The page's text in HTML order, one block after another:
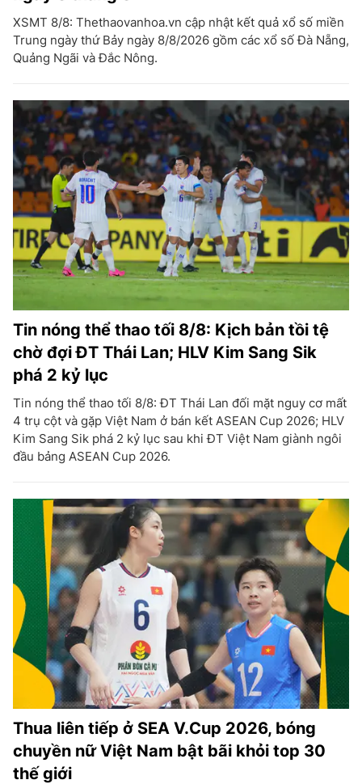
XSMT 8/8: Thethaovanhoa.vn cập nhật kết quả xổ số miền
Trung ngày thứ Bảy ngày 8/8/2026 gồm các xổ số Đà Nẵng,
Quảng Ngãi và Đắc Nông.
Tin nóng thể thao tối 8/8: Kịch bản tồi tệ
chờ đợi ĐT Thái Lan; HLV Kim Sang Sik
phá 2 kỷ lục
Tin nóng thể thao tối 8/8: ĐT Thái Lan đối mặt nguy cơ mất
4 trụ cột và gặp Việt Nam ở bán kết ASEAN Cup 2026; HLV
Kim Sang Sik phá 2 kỷ lục sau khi ĐT Việt Nam giành ngôi
đầu bảng ASEAN Cup 2026.
Thua liên tiếp ở SEA V.Cup 2026, bóng
chuyền nữ Việt Nam bật bãi khỏi top 30
thế giới